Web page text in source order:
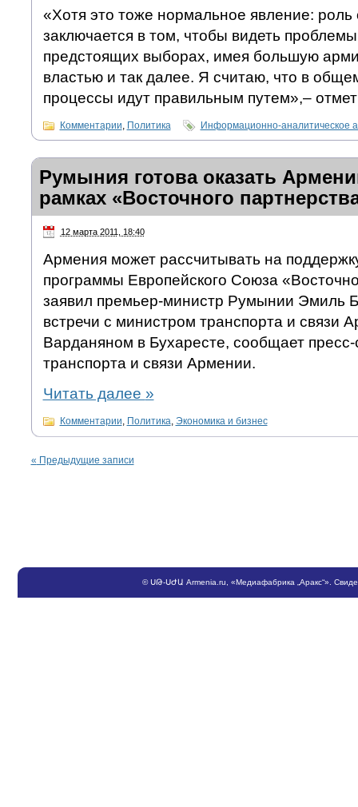
«Хотя это тоже нормальное явление: роль
заключается в том, чтобы видеть
предстоящих выборах, имея большую
властью и так далее. Я считаю, что в
процессы идут правильным путем»,–
Комментарии, Политика Информационно-аналитическое
Румыния готова оказать
рамках «Восточного
12 марта 2011, 18:40
Армения может рассчитывать на
программы Европейского Союза
заявил премьер-министр Румынии Эмиль
встречи с министром транспорта и связи
Варданяном в Бухаресте, сообщает
транспорта и связи Армении.
Читать далее »
Комментарии, Политика, Экономика и бизнес
« Предыдущие записи
©ՍԹ-ՍԺԱ Armenia.ru , «Медиафабрика „Аракс“».